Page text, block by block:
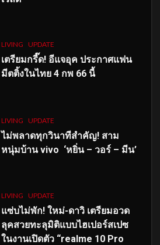
LIVING UPDATE
เตรียมกรี๊ด! อีแจอุค ประกาศแฟน
มีตติ้งในไทย 4 กพ 66 นี้
LIVING UPDATE
ไม่พลาดทุกวินาทีสำคัญ! สาม
หนุ่มบ้าน vivo ‘หยิ่น – วอร์ – มีน’
LIVING UPDATE
แซ่บไม่พัก! ใหม่-ดาวิ เตรียมอวด
ลุคสวยทะลุมิติแบบไฮเปอร์สเปซ
ในงานเปิดตัว “realme 10 Pro